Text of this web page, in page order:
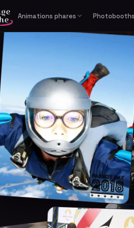
Animations phares
Studio Bullet Time 360°
Photobooths
Libre-
Borne